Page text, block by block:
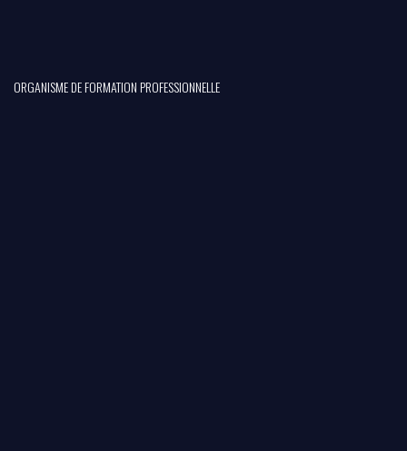
ORGANISME DE FORMATION PROFESSIONNELLE